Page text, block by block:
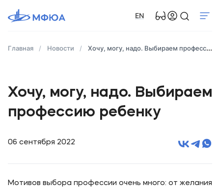
EN
Главная Новости Хочу, могу, надо. Выбираем профессию ребенку
Хочу, могу, надо. Выбираем
профессию ребенку
06 сентября 2022
Мотивов выбора профессии очень много: от желания